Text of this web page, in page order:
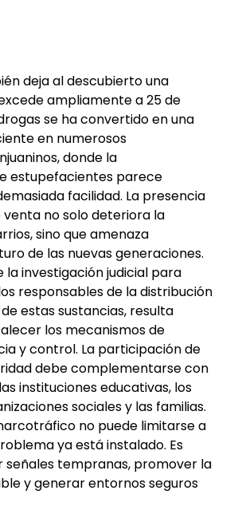
deja al descubierto una
ampliamente a 25 de
se ha convertido en una
en numerosos
donde la
estupefacientes parece
facilidad. La presencia
no solo deteriora la
sino que amenaza
de las nuevas generaciones.
la investigación judicial para
responsables de la distribución
estas sustancias, resulta
los mecanismos de
y control. La participación de
debe complementarse con
instituciones educativas, los
sociales y las familias.
no puede limitarse a
ya está instalado. Es
tempranas, promover la
y generar entornos seguros